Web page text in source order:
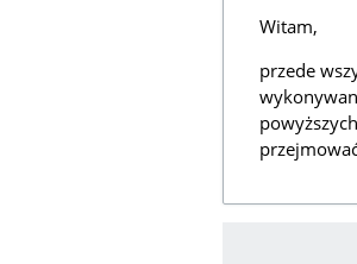
Witam,
przede